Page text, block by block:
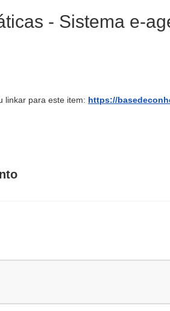
- Sistema e-
linkar para este item: https://